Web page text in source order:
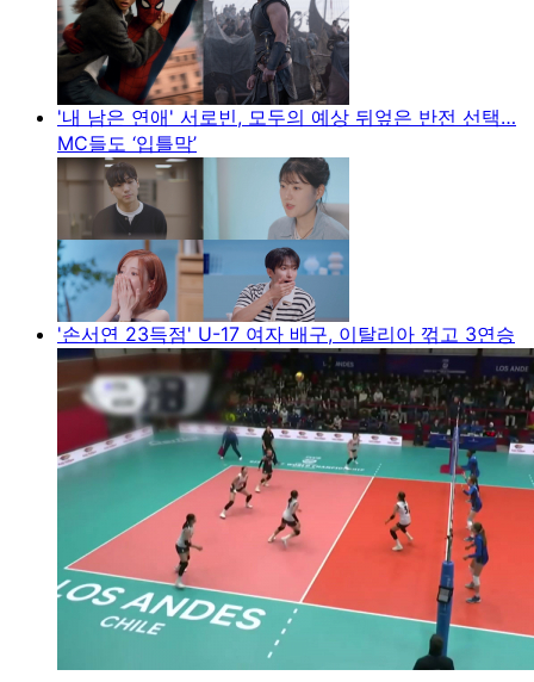
'내 남은 연애' 서로빈, 모두의 예상 뒤엎은 반전 선택…
MC들도 ‘입틀막’
'손서연 23득점' U-17 여자 배구, 이탈리아 꺾고 3연승